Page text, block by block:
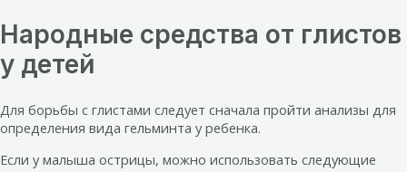
Народные средства от глистов
у детей
Для борьбы с глистами следует сначала пройти анализы для
определения вида гельминта у ребенка.
Если у малыша острицы, можно использовать следующие